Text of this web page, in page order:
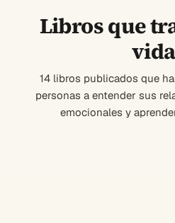
Libros que
14 libros publicados que
personas a entender sus
emocionales y